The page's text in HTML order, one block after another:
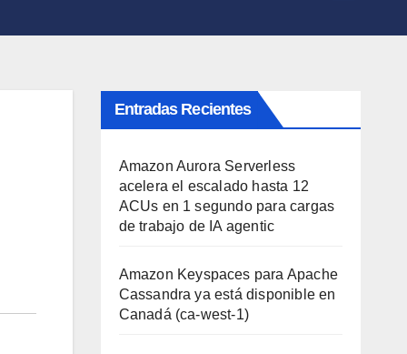
Entradas Recientes
Amazon Aurora Serverless
acelera el escalado hasta 12
ACUs en 1 segundo para cargas
de trabajo de IA agentic
Amazon Keyspaces para Apache
Cassandra ya está disponible en
Canadá (ca-west-1)